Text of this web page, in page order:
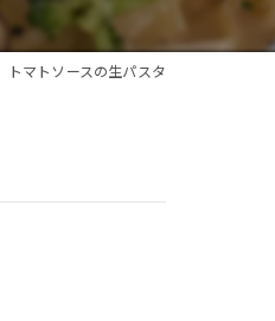
トマトソースの生パスタ